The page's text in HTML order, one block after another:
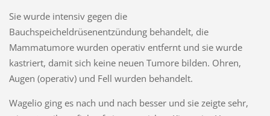
Sie wurde intensiv gegen die
Bauchspeicheldrüsenentzündung behandelt, die
Mammatumore wurden operativ entfernt und sie wurde
kastriert, damit sich keine neuen Tumore bilden. Ohren,
Augen (operativ) und Fell wurden behandelt.
Wagelio ging es nach und nach besser und sie zeigte sehr,